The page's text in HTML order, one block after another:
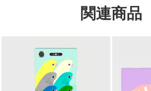
関連商品